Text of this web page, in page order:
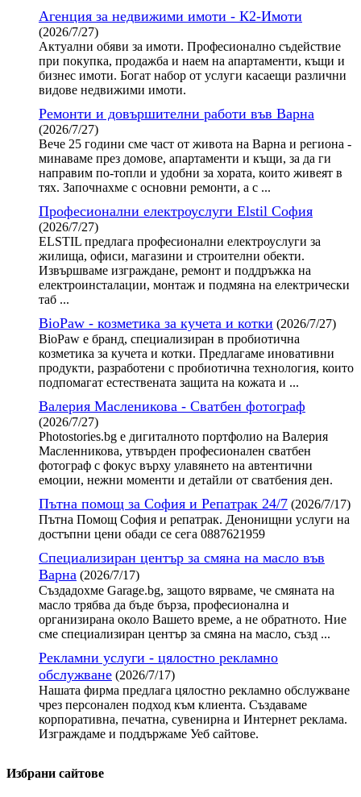
Агенция за недвижими имоти - К2-Имоти
(2026/7/27)
Актуални обяви за имоти. Професионално съдействие
при покупка, продажба и наем на апартаменти, къщи и
бизнес имоти. Богат набор от услуги касаещи различни
видове недвижими имоти.
Ремонти и довършителни работи във Варна
(2026/7/27)
Вече 25 години сме част от живота на Варна и региона -
минаваме през домове, апартаменти и къщи, за да ги
направим по-топли и удобни за хората, които живеят в
тях. Започнахме с основни ремонти, а с ...
Професионални електроуслуги Elstil София
(2026/7/27)
ELSTIL предлага професионални електроуслуги за
жилища, офиси, магазини и строителни обекти.
Извършваме изграждане, ремонт и поддръжка на
електроинсталации, монтаж и подмяна на електрически
таб ...
BioPaw - козметика за кучета и котки (2026/7/27)
BioPaw е бранд, специализиран в пробиотична
козметика за кучета и котки. Предлагаме иновативни
продукти, разработени с пробиотична технология, които
подпомагат естествената защита на кожата и ...
Валерия Масленикова - Сватбен фотограф
(2026/7/27)
Photostories.bg е дигиталното портфолио на Валерия
Масленникова, утвърден професионален сватбен
фотограф с фокус върху улавянето на автентични
емоции, нежни моменти и детайли от сватбения ден.
Пътна помощ за София и Репатрак 24/7 (2026/7/17)
Пътна Помощ София и репатрак. Денонищни услуги на
достъпни цени обади се сега 0887621959
Специализиран център за смяна на масло във
Варна (2026/7/17)
Създадохме Garage.bg, защото вярваме, че смяната на
масло трябва да бъде бърза, професионална и
организирана около Вашето време, а не обратното. Ние
сме специализиран център за смяна на масло, създ ...
Рекламни услуги - цялостно рекламно
обслужване (2026/7/17)
Нашата фирма предлага цялостно рекламно обслужване
чрез персонален подход към клиента. Създаваме
корпоративна, печатна, сувенирна и Интернет реклама.
Изграждаме и поддържаме Уеб сайтове.
Избрани сайтове